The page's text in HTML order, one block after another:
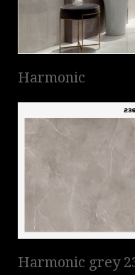
Harmonic
Harmonic grey